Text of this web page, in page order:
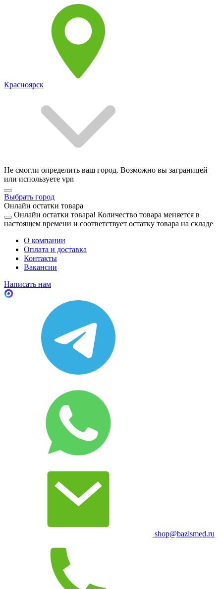
Красноярск
Не смогли определить ваш город. Возможно вы заграницей
или используете vpn
Выбрать город
Онлайн остатки товара
Онлайн остатки товара! Количество товара меняется в
настоящем времени и соответствует остатку товара на складе
О компании
Оплата и доставка
Контакты
Вакансии
Написать нам
shop@bazismed.ru